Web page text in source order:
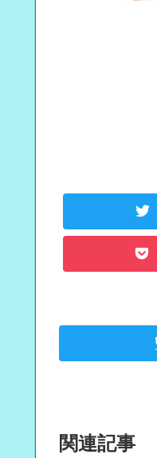
関連記事